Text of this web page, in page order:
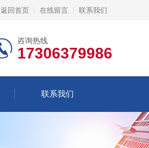
返回首页 在线留言 联系我们
咨询热线
17306379986
联系我们